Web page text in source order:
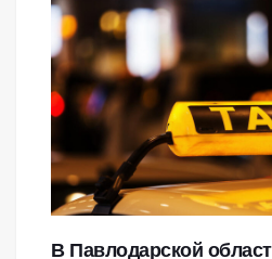
В Павлодарской